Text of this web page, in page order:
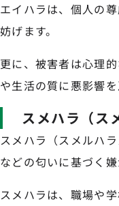
エイハラは、個人の
妨げます。
更に、被害者は心理
や生活の質に悪影響
スメハラ（ス
スメハラ（スメルハ
などの匂いに基づく
スメハラは、職場や